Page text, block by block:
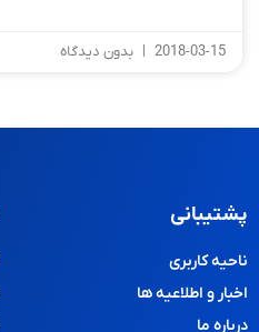
2018-03-15 بدون دیدگاه
پشتیبانی
ناحیه کاربری
اخبار و اطلاعیه ها
درباره ما